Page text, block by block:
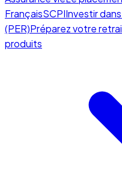
FrançaisSCPIInvestir
(PER)Préparez votre
produits